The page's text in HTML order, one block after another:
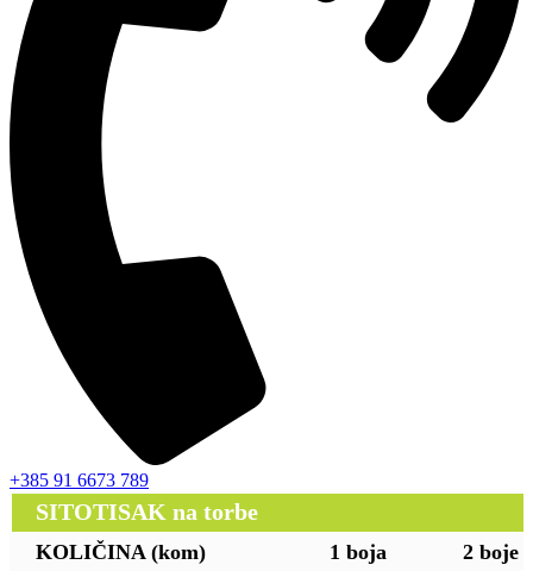
+385 91 6673 789
SITOTISAK na torbe
KOLIČINA (kom) 1 boja 2 boje